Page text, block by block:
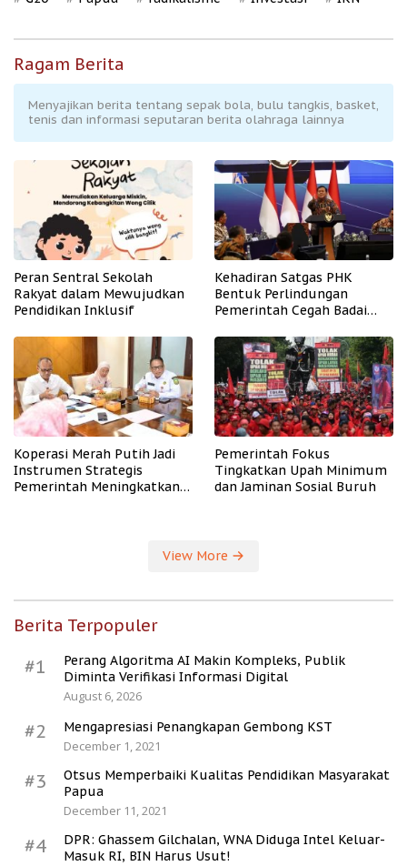
Ragam Berita
Menyajikan berita tentang sepak bola, bulu tangkis, basket,
tenis dan informasi seputaran berita olahraga lainnya
Peran Sentral Sekolah
Rakyat dalam Mewujudkan
Pendidikan Inklusif
Kehadiran Satgas PHK
Bentuk Perlindungan
Pemerintah Cegah Badai
Koperasi Merah Putih Jadi
Instrumen Strategis
Pemerintah Meningkatkan
Pemerintah Fokus
Tingkatkan Upah Minimum
dan Jaminan Sosial Buruh
View More
Berita Terpopuler
#1
Perang Algoritma AI Makin Kompleks, Publik
Diminta Verifikasi Informasi Digital
August 6, 2026
#2
Mengapresiasi Penangkapan Gembong KST
December 1, 2021
#3
Otsus Memperbaiki Kualitas Pendidikan Masyarakat
Papua
December 11, 2021
#4
DPR: Ghassem Gilchalan, WNA Diduga Intel Keluar-
Masuk RI, BIN Harus Usut!